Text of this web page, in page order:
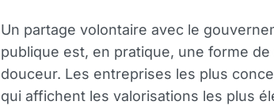
Un partage volontaire avec le
publique est, en pratique, une forme
douceur. Les entreprises les plus
qui affichent les valorisations les plus